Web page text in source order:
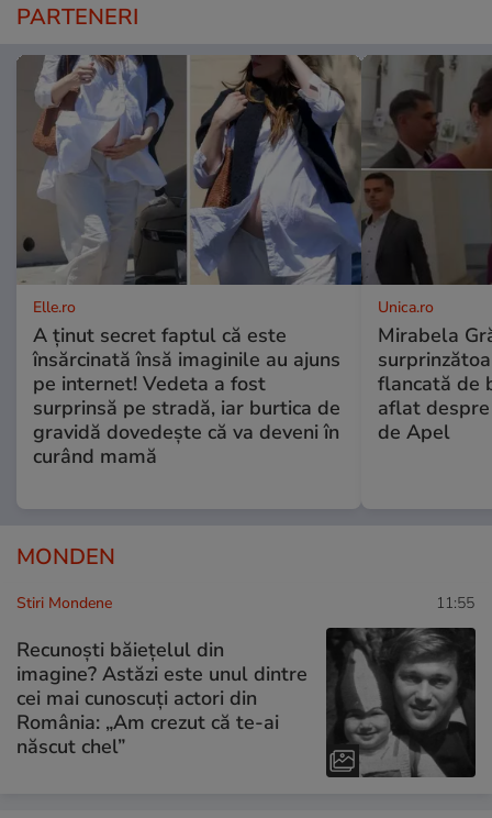
PARTENERI
Elle.ro
A ținut secret faptul că este
însărcinată însă imaginile au ajuns
pe internet! Vedeta a fost
surprinsă pe stradă, iar burtica de
gravidă dovedește că va deveni în
curând mamă
Unica.ro
Mirabela
flancată de
aflat
de Apel
MONDEN
Stiri Mondene 11:55
Recunoști băiețelul din
imagine? Astăzi este unul dintre
cei mai cunoscuți actori din
România: „Am crezut că te-ai
născut chel”